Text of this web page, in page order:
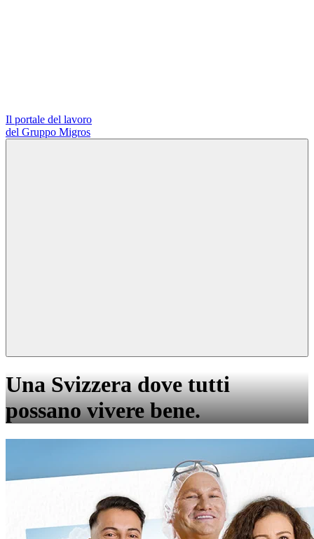
Il portale del lavoro
del Gruppo Migros
Una Svizzera dove tutti
possano vivere bene.